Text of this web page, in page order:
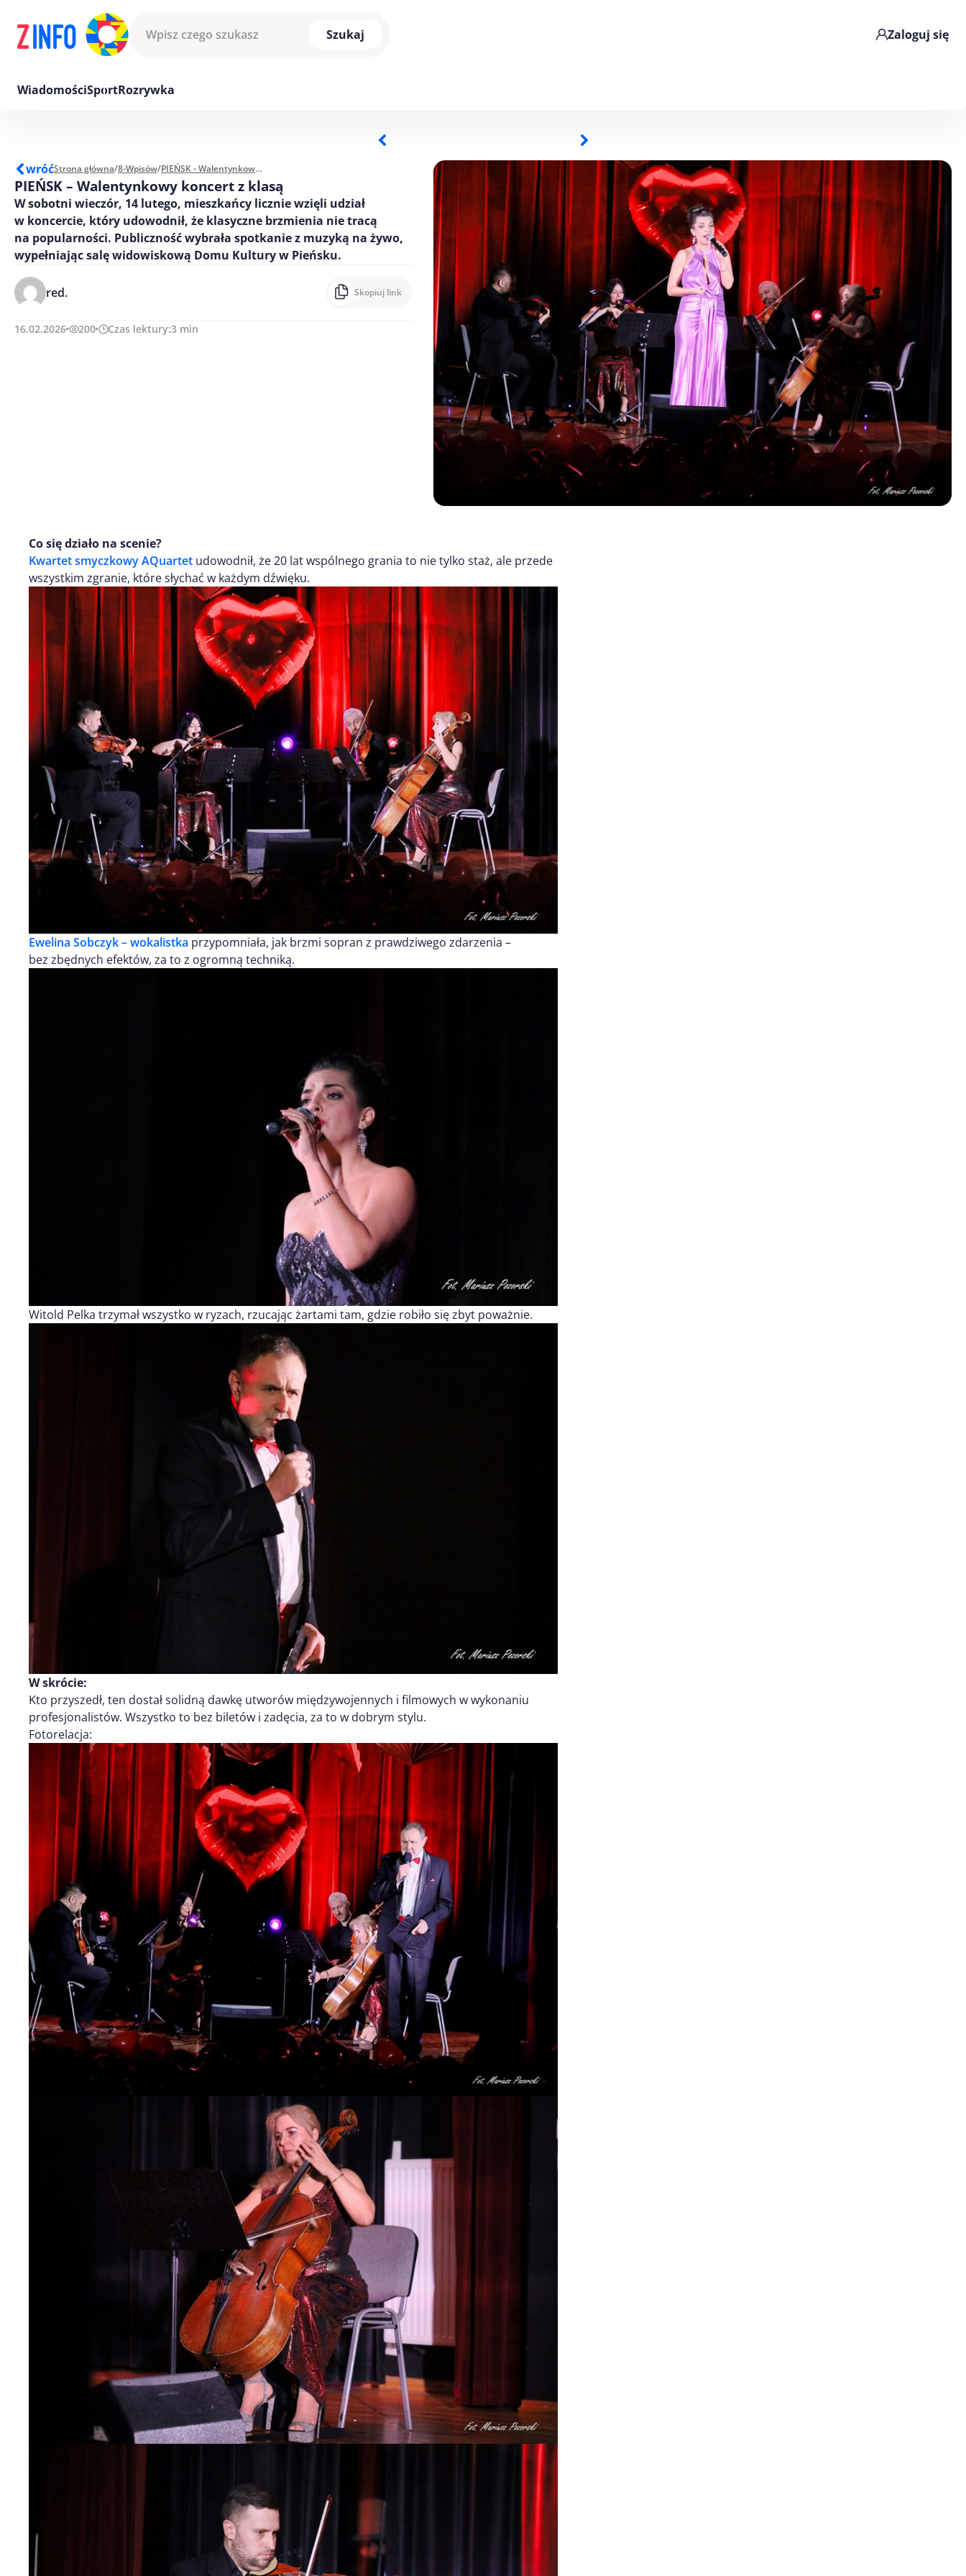
Szukaj
Zaloguj się
WiadomościSportRozrywka
wróćStrona główna/8-Wpisów/ PIEŃSK - Walentynkowy koncert z klasą
PIEŃSK – Walentynkowy koncert z klasą
W sobotni wieczór, 14 lutego, mieszkańcy licznie wzięli udział
w koncercie, który udowodnił, że klasyczne brzmienia nie tracą
na popularności. Publiczność wybrała spotkanie z muzyką na żywo,
wypełniając salę widowiskową Domu Kultury w Pieńsku.
red. Skopiuj link
16.02.2026 200 Czas lektury:3 min
Co się działo na scenie?
Kwartet smyczkowy AQuartet udowodnił, że 20 lat wspólnego grania to nie tylko staż, ale przede
wszystkim zgranie, które słychać w każdym dźwięku.
Ewelina Sobczyk – wokalistka przypomniała, jak brzmi sopran z prawdziwego zdarzenia –
bez zbędnych efektów, za to z ogromną techniką.
Witold Pelka trzymał wszystko w ryzach, rzucając żartami tam, gdzie robiło się zbyt poważnie.
W skrócie:
Kto przyszedł, ten dostał solidną dawkę utworów międzywojennych i filmowych w wykonaniu
profesjonalistów. Wszystko to bez biletów i zadęcia, za to w dobrym stylu.
Fotorelacja: